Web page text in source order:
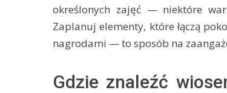
określonych zajęć — niektóre
Zaplanuj elementy, które łączą
nagrodami — to sposób na
Gdzie znaleźć